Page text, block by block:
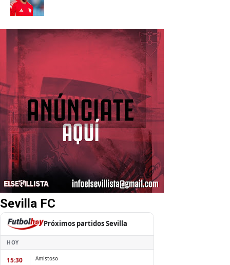
Sevilla FC